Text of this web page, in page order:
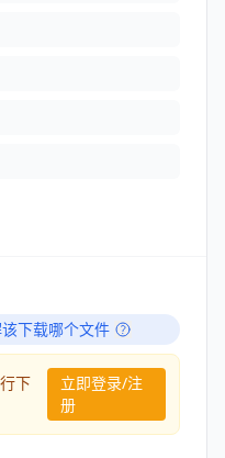
下载哪个文件
下
立即登录/注
册